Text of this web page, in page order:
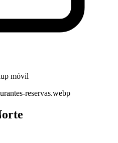
móvil
reservas.webp